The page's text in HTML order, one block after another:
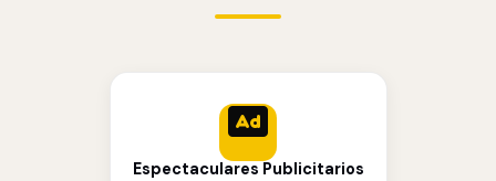
Espectaculares Publicitarios